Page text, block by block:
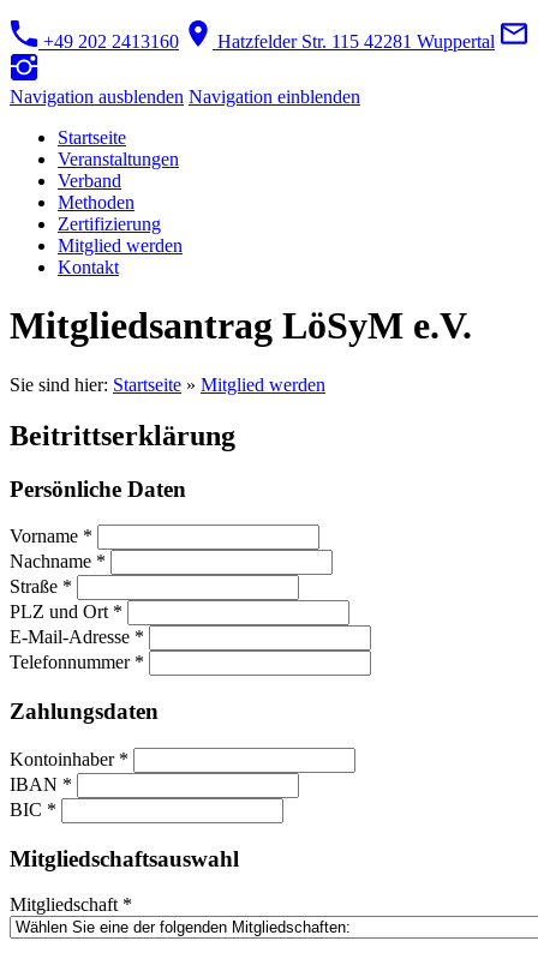
+49 202 2413160 Hatzfelder Str. 115 42281 Wuppertal
Navigation ausblenden Navigation einblenden
Startseite
Veranstaltungen
Verband
Methoden
Zertifizierung
Mitglied werden
Kontakt
Mitgliedsantrag LöSyM e.V.
Sie sind hier: Startseite » Mitglied werden
Beitrittserklärung
Persönliche Daten
Vorname *
Nachname *
Straße *
PLZ und Ort *
E-Mail-Adresse *
Telefonnummer *
Zahlungsdaten
Kontoinhaber *
IBAN *
BIC *
Mitgliedschaftsauswahl
Mitgliedschaft *